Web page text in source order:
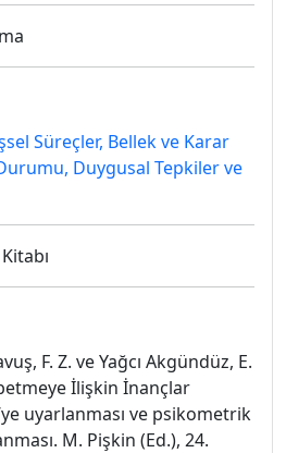
Süreçler, Bellek ve Karar
Duygusal Tepkiler ve
F. Z. ve Yağcı Akgündüz, E.
İlişkin İnançlar
uyarlanması ve psikometrik
M. Pişkin (Ed.), 24.